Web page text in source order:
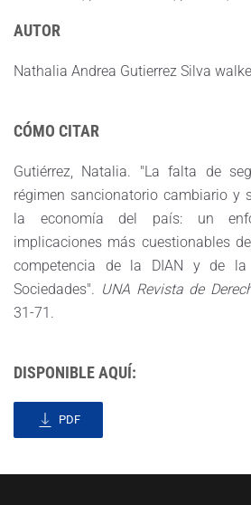
AUTOR
Nathalia Andrea Gutierrez Silva
CÓMO CITAR
Gutiérrez, Natalia. "La falta de
régimen sancionatorio cambiario y
la economía del país: un
implicaciones más cuestionables
competencia de la DIAN y de la
Sociedades". UNA Revista de
31-71.
DISPONIBLE AQUÍ:
PDF